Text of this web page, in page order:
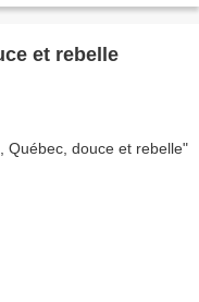
et rebelle